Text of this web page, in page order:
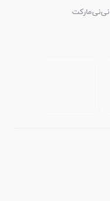
نی‌نی‌مارکت